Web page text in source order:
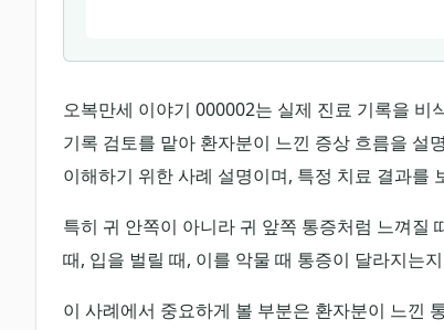
오복만세 이야기 000002는 실제 진료 기록을
기록 검토를 맡아 환자분이 느낀 증상 흐름을 설
이해하기 위한 사례 설명이며, 특정 치료 결과를
특히 귀 안쪽이 아니라 귀 앞쪽 통증처럼 느껴질
때, 입을 벌릴 때, 이를 악물 때 통증이 달라지는
이 사례에서 중요하게 볼 부분은 환자분이 느낀